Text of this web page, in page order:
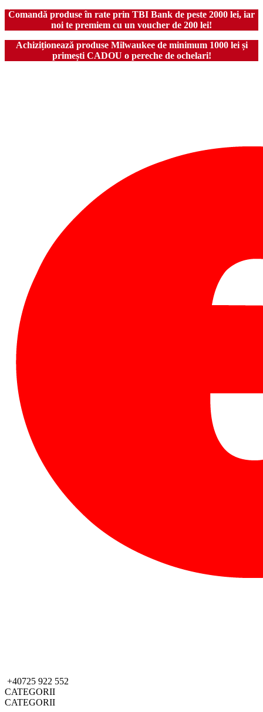
Comandă produse în rate prin TBI Bank de peste 2000 lei, iar
noi te premiem cu un voucher de 200 lei!
Achiziționează produse Milwaukee de minimum 1000 lei și
primești CADOU o pereche de ochelari!
+40725 922 552
CATEGORII
CATEGORII